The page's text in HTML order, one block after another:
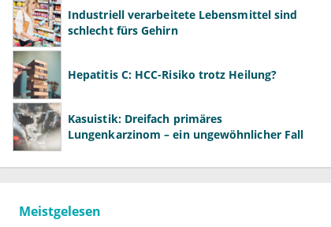
Industriell verarbeitete Lebensmittel sind
schlecht fürs Gehirn
Hepatitis C: HCC-Risiko trotz Heilung?
Kasuistik: Dreifach primäres
Lungenkarzinom – ein ungewöhnlicher Fall
Meistgelesen